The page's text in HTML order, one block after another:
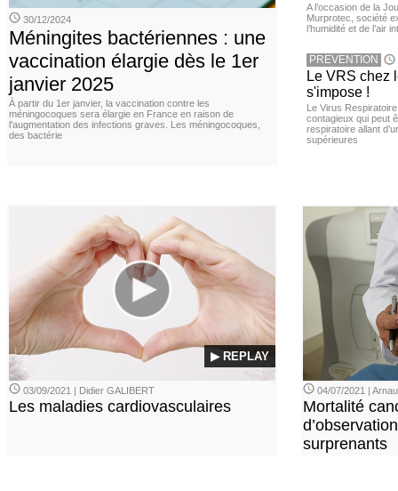
30/12/2024
Méningites bactériennes : une
vaccination élargie dès le 1er
janvier 2025
À partir du 1er janvier, la vaccination contre les
méningocoques sera élargie en France en raison de
l'augmentation des infections graves. Les méningocoques,
des bactérie
A l’occasion de la
Murprotec, société
l’humidité et de l’air
PREVENTION
Le VRS chez
s'impose !
Le Virus
contagieux qui peut
respiratoire allant
supérieures
▶ REPLAY
03/09/2021 | Didier GALIBERT
Les maladies cardiovasculaires
04/07/2021 |
Mortalité
surprenants